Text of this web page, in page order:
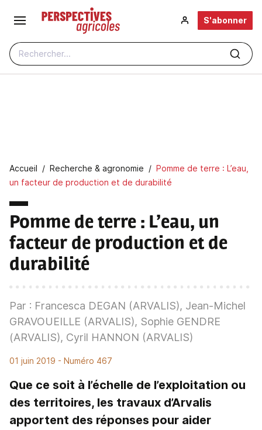
Aller au contenu principal
Rechercher...
S'abonner
Fil d'Ariane
Accueil Recherche & agronomie
Pomme de terre : L’eau,
un facteur de production et de durabilité
Pomme de terre : L’eau, un
facteur de production et de
durabilité
Par : Francesca DEGAN (ARVALIS), Jean-Michel
GRAVOUEILLE (ARVALIS), Sophie GENDRE
(ARVALIS), Cyril HANNON (ARVALIS)
01 juin 2019 - Numéro 467
Que ce soit à l’échelle de l’exploitation ou
des territoires, les travaux d’Arvalis
apportent des réponses pour aider